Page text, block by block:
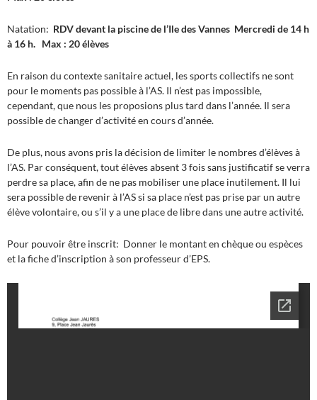
Natation: RDV devant la piscine de l’Ile des Vannes Mercredi de 14 h
à 16 h. Max : 20 élèves
En raison du contexte sanitaire actuel, les sports collectifs ne sont
pour le moments pas possible à l’AS. Il n’est pas impossible,
cependant, que nous les proposions plus tard dans l’année. Il sera
possible de changer d’activité en cours d’année.
De plus, nous avons pris la décision de limiter le nombres d’élèves à
l’AS. Par conséquent, tout élèves absent 3 fois sans justificatif se verra
perdre sa place, afin de ne pas mobiliser une place inutilement. Il lui
sera possible de revenir à l’AS si sa place n’est pas prise par un autre
élève volontaire, ou s’il y a une place de libre dans une autre activité.
Pour pouvoir être inscrit: Donner le montant en chèque ou espèces
et la fiche d’inscription à son professeur d’EPS.